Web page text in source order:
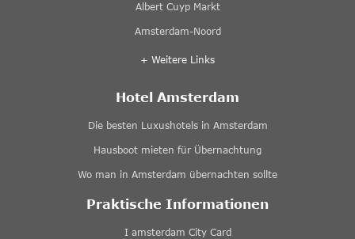
Albert Cuyp Markt
Amsterdam-Noord
+ Weitere Links
Hotel Amsterdam
Die besten Luxushotels in Amsterdam
Hausboot mieten für Übernachtung
Wo man in Amsterdam übernachten sollte
Praktische Informationen
I amsterdam City Card